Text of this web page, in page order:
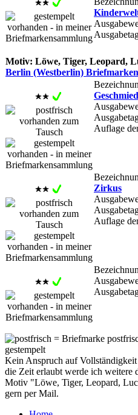
Motiv: Löwe, Tiger, Leopard,
Berlin (Westberlin) Briefmarken
Auflage
Zirkus
Auflage
= Briefmarke
gestempelt
Kein Anspruch auf
die Zeit erlaubt werde ich weitere
Motiv "Löwe, Tiger, Leopard,
gern per Mail.